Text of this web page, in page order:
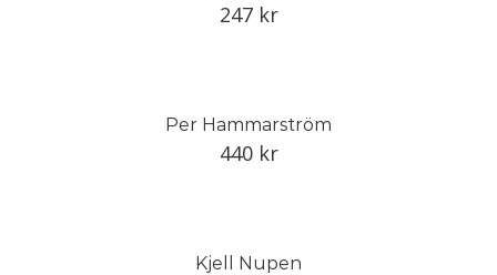
247 kr
Per Hammarström
440 kr
Kjell Nupen